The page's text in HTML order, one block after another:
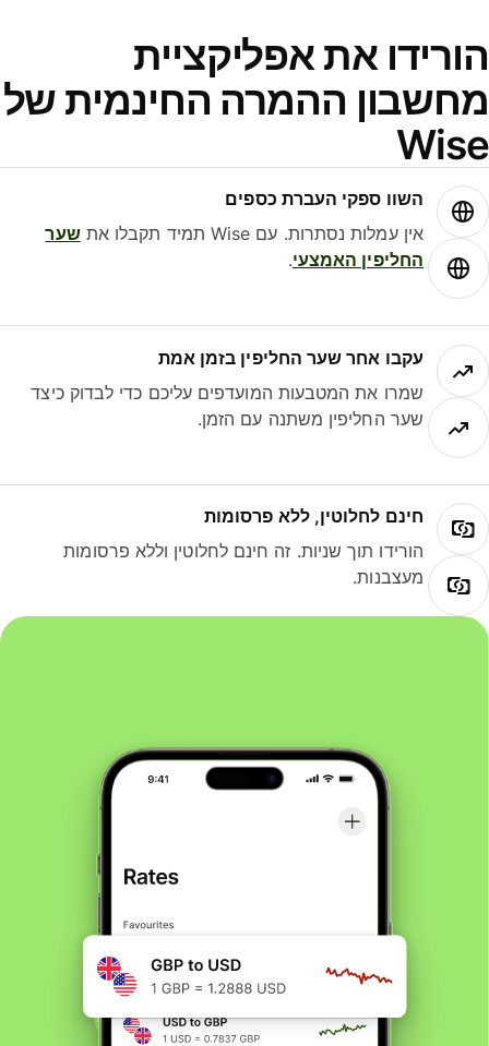
את אפליקציית
ההמרה החינמית של
השוו ספקי העברת כספים
אין עמלות נסתרות. עם Wise תמיד תקבלו את
שער
החליפין האמצעי.
עקבו אחר שער החליפין בזמן אמת
שמרו את המטבעות המועדפים עליכם כדי לבדוק כיצד
שער החליפין משתנה עם הזמן.
חינם לחלוטין, ללא פרסומות
הורידו תוך שניות. זה חינם לחלוטין וללא פרסומות
מעצבנות.